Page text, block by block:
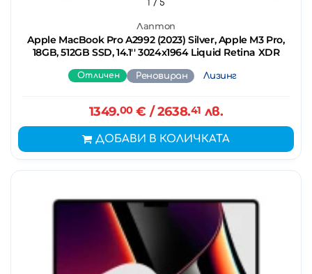
Лаптоп
Apple MacBook Pro A2992 (2023) Silver, Apple M3 Pro,
18GB, 512GB SSD, 14.1'' 3024x1964 Liquid Retina XDR
1 / 5
Отличен Реновиран Лизинг
1349.00€ / 2638.41 лв.
ДОБАВИ В КОЛИЧКАТА